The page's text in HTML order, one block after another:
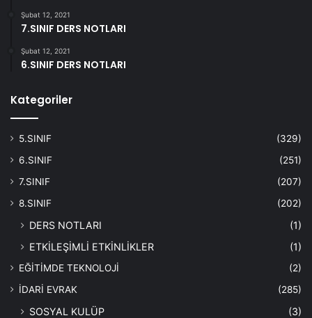
Şubat 12, 2021
7.SINIF DERS NOTLARI
Şubat 12, 2021
6.SINIF DERS NOTLARI
Kategoriler
5.SINIF
(329)
6.SINIF
(251)
7.SINIF
(207)
8.SINIF
(202)
DERS NOTLARI
(1)
ETKİLEŞİMLİ ETKİNLİKLER
(1)
EĞİTİMDE TEKNOLOJİ
(2)
İDARİ EVRAK
(285)
SOSYAL KULÜP (3)